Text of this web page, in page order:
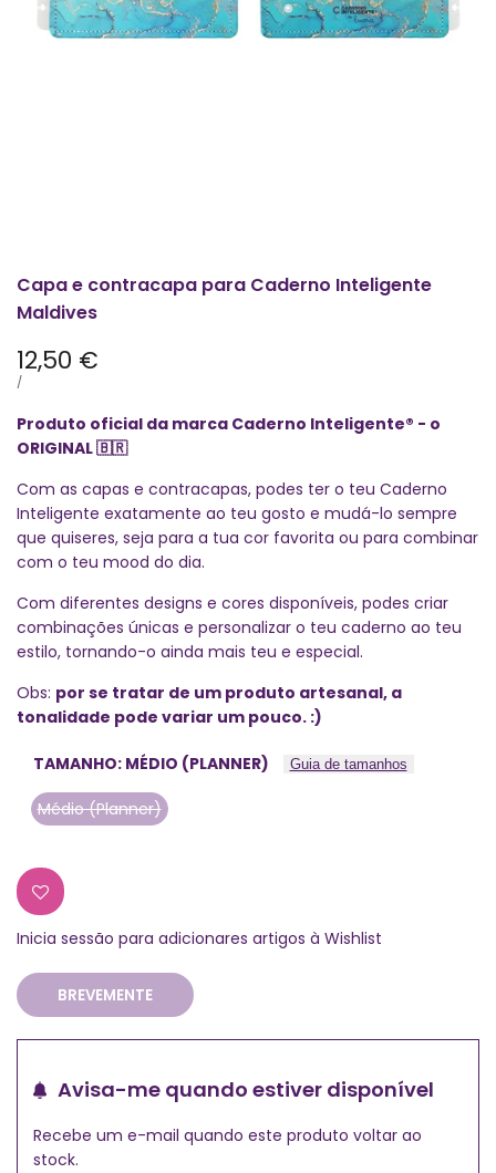
Capa e contracapa para Caderno Inteligente
Maldives
Preço
promocional
12,50 €
PREÇO
/POR
Produto oficial da marca Caderno Inteligente® - o
ORIGINAL🇧🇷
Com as capas e contracapas, podes ter o teu Caderno
Inteligente exatamente ao teu gosto e mudá-lo sempre
que quiseres, seja para a tua cor favorita ou para combinar
com o teu mood do dia.
Com diferentes designs e cores disponíveis, podes criar
combinações únicas e personalizar o teu caderno ao teu
estilo, tornando-o ainda mais teu e especial.
Obs: por se tratar de um produto artesanal, a
tonalidade pode variar um pouco. :)
TAMANHO: MÉDIO (PLANNER) Guia de tamanhos
Esgotado
Médio (Planner)
Inicia sessão para adicionares artigos à Wishlist
BREVEMENTE
Avisa-me quando estiver disponível
Recebe um e-mail quando este produto voltar ao
stock.